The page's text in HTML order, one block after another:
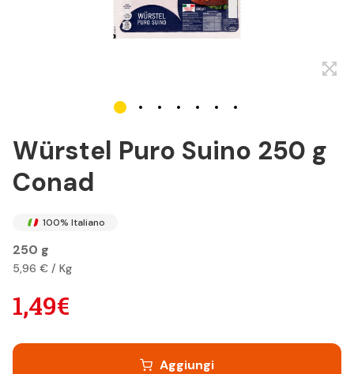
Würstel Puro Suino 250 g
Conad
100% Italiano
250 g
5,96 € / Kg
1,49€
Aggiungi